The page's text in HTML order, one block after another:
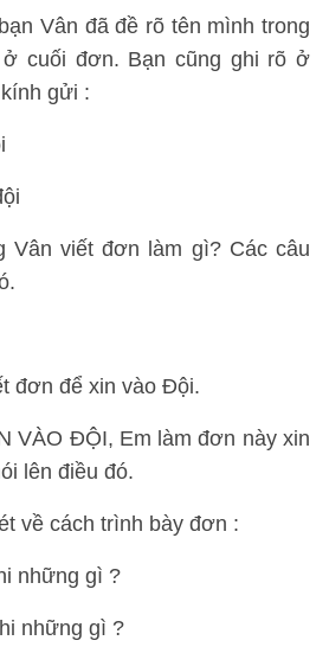
Vân đã đề rõ tên mình trong
cuối đơn. Bạn cũng ghi rõ ở
gửi :
Vân viết đơn làm gì? Các câu
đơn để xin vào Đội.
VÀO ĐỘI, Em làm đơn này xin
lên điều đó.
về cách trình bày đơn :
những gì ?
những gì ?